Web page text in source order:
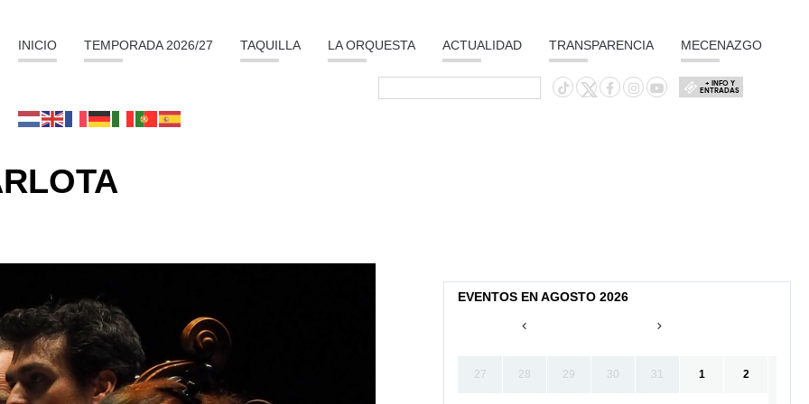
INICIO TEMPORADA 2026/27 TAQUILLA LA ORQUESTA ACTUALIDAD TRANSPARENCIA MECENAZGO
+ INFO Y
ENTRADAS
EVENTOS EN AGOSTO 2026
27 28 29 30 31 1 2